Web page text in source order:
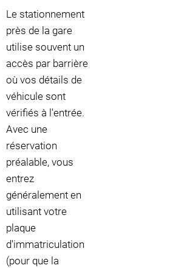
Le stationnement
près de la gare
utilise souvent un
accès par barrière
où vos détails de
véhicule sont
vérifiés à l'entrée.
Avec une
réservation
préalable, vous
entrez
généralement en
utilisant votre
plaque
d'immatriculation
(pour que la